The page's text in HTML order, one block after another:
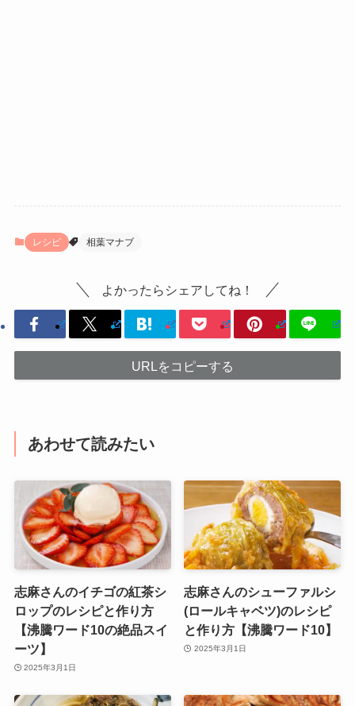
レシピ 相葉マナブ
よかったらシェアしてね！
URLをコピーする
あわせて読みたい
志麻さんのイチゴの紅茶シ
ロップのレシピと作り方
【沸騰ワード10の絶品スイ
ーツ】
2025年3月1日
志麻さんのシューファルシ
(ロールキャベツ)のレシピ
と作り方【沸騰ワード10】
2025年3月1日